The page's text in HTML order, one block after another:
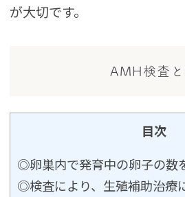
が大切です。
AMH検査と
目次
◎卵巣内で発育中の卵子の数
◎検査により、生殖補助治療